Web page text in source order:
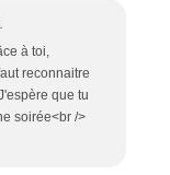
à toi,
reconnaitre
que tu
soirée<br />